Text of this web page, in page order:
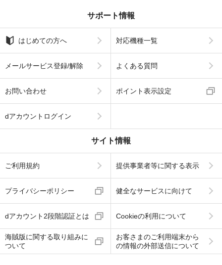
サポート情報
はじめての方へ 対応機種一覧
メールサービス登録/解除 よくある質問
お問い合わせ ポイント表示設定
dアカウントログイン
サイト情報
ご利用規約 提供事業者等に関する表示
プライバシーポリシー 健全なサービスに向けて
dアカウント2段階認証とは Cookieの利用について
海賊版に関する取り組みに
ついて
お客さまのご利用端末から
の情報の外部送信について